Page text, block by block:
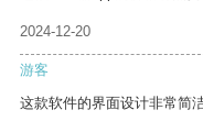
2024-12-20
游客
这款软件的界面设计非常简